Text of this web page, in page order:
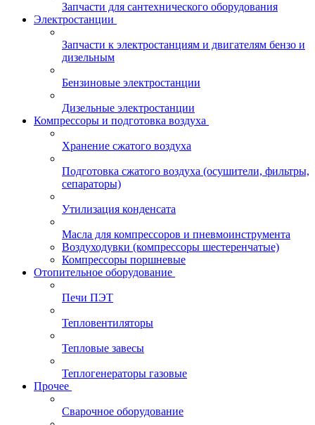
Запчасти для сантехнического оборудования
Электростанции
Запчасти к электростанциям и двигателям бензо и
дизельным
Бензиновые электростанции
Дизельные электростанции
Компрессоры и подготовка воздуха
Хранение сжатого воздуха
Подготовка сжатого воздуха (осушители, фильтры,
сепараторы)
Утилизация конденсата
Масла для компрессоров и пневмоинструмента
Воздуходувки (компрессоры шестеренчатые)
Компрессоры поршневые
Отопительное оборудование
Печи ПЭТ
Тепловентиляторы
Тепловые завесы
Теплогенераторы газовые
Прочее
Сварочное оборудование